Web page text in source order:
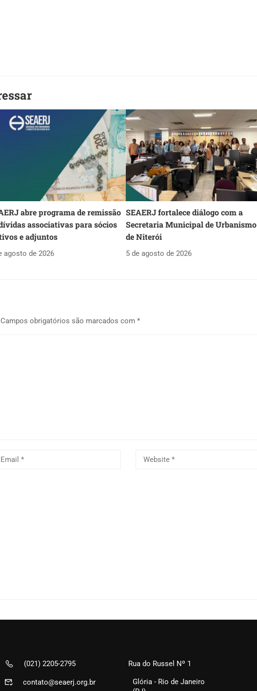
abre programa de remissão
associativas para sócios
e adjuntos
agosto de 2026
SEAERJ fortalece diálogo com a
Secretaria Municipal de Urbanismo
de Niterói
5 de agosto de 2026
Campos obrigatórios são marcados com *
(021) 2205-2795
contato@seaerj.org.br
Rua do Russel Nº 1
Glória - Rio de Janeiro